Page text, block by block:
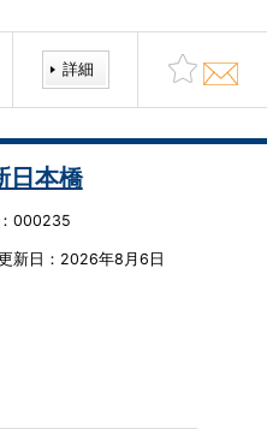
詳細
日本橋
000235
新⽇：2026年8月6日